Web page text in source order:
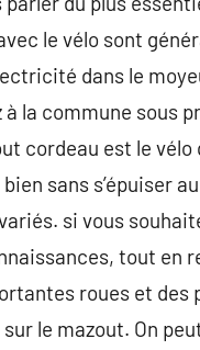
le vélo sont
dans le
la commune sous
cordeau est le vélo
sans s’épuiser
si vous
tout en
roues et des
le mazout. On